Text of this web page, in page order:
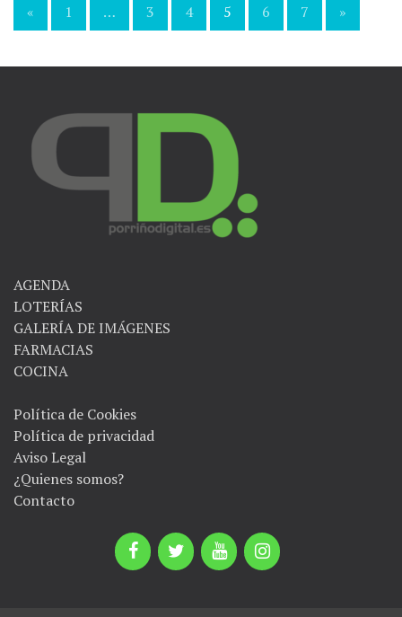
Navegación
de
« 1 … 3 4 5 6 7 »
AGENDA
LOTERÍAS
GALERÍA DE IMÁGENES
FARMACIAS
COCINA
Política de Cookies
Política de privacidad
Aviso Legal
¿Quienes somos?
Contacto